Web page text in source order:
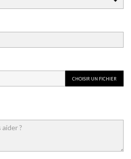
CHOISIR UN FICHIER